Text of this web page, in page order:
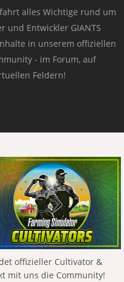
alles Wichtige rund um
und Entwickler GIANTS
in unserem offiziellen
- im Forum, auf
Feldern!
offizieller Cultivator &
mit uns die Community!